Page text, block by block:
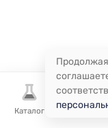
Каталог